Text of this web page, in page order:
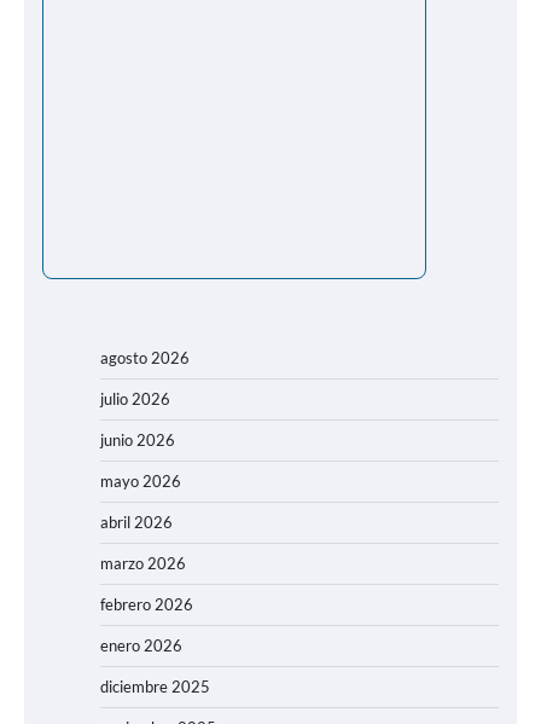
agosto 2026
julio 2026
junio 2026
mayo 2026
abril 2026
marzo 2026
febrero 2026
enero 2026
diciembre 2025